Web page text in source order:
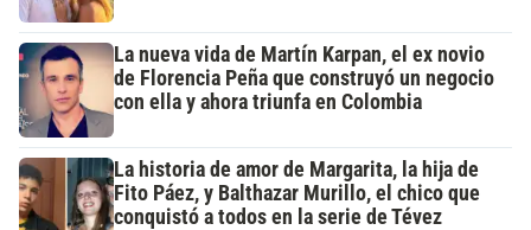
La nueva vida de Martín Karpan, el ex novio
de Florencia Peña que construyó un negocio
con ella y ahora triunfa en Colombia
La historia de amor de Margarita, la hija de
Fito Páez, y Balthazar Murillo, el chico que
conquistó a todos en la serie de Tévez